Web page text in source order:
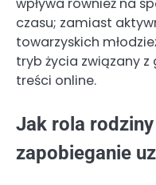
czasu; zamiast
towarzyskich
tryb życia związany
treści online.
Jak rola rodziny
zapobieganie